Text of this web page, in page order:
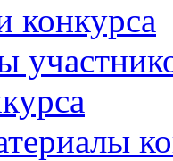
конкурса